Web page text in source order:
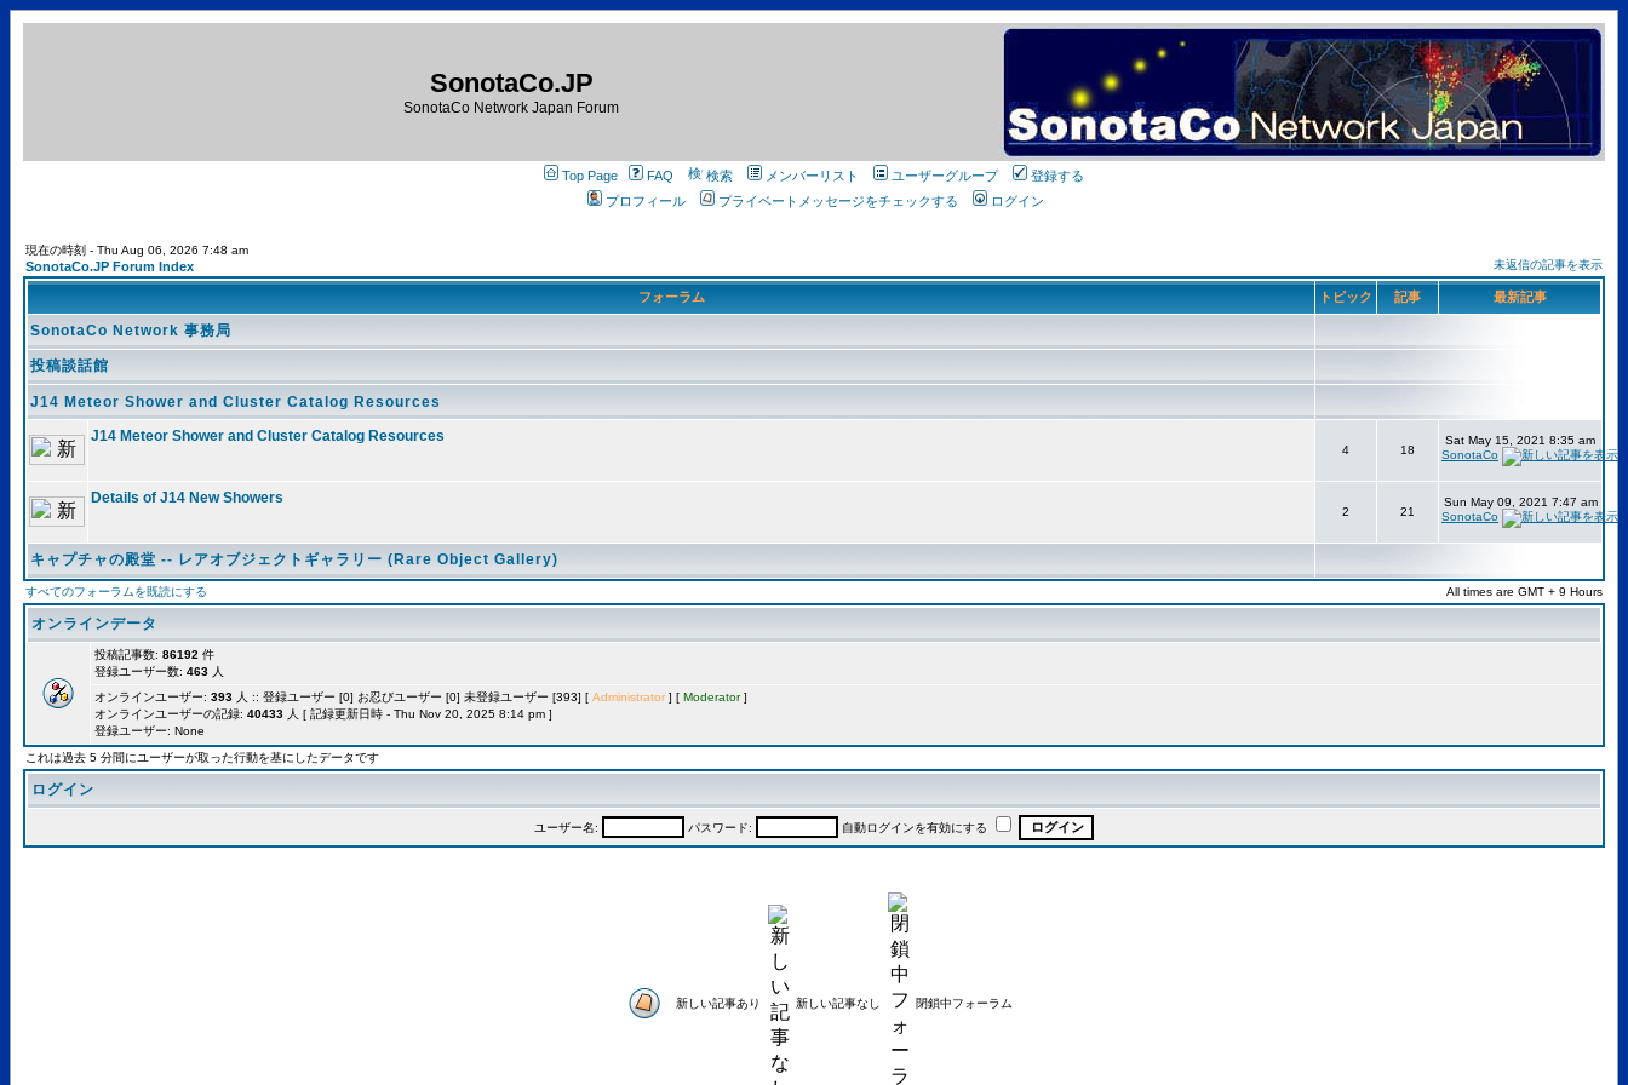
SonotaCo.JP
SonotaCo Network Japan Forum
Top Page FAQ 検索 メンバーリスト ユーザーグループ
登録する
プロフィール
プライベートメッセージをチェックする ログイン
現在の時刻 - Thu Aug 06, 2026 7:48 am
SonotaCo.JP Forum Index 未返信の記事を表示
フォーラム トピック 記事 最新記事
SonotaCo Network 事務局
投稿談話館
J14 Meteor Shower and Cluster Catalog Resources
J14 Meteor Shower and Cluster Catalog Resources
4 18
Sat May 15, 2021 8:35 am
SonotaCo
Details of J14 New Showers
2 21
Sun May 09, 2021 7:47 am
SonotaCo
キャプチャの殿堂 -- レアオブジェクトギャラリー (Rare Object Gallery)
すべてのフォーラムを既読にする All times are GMT + 9 Hours
オンラインデータ
投稿記事数: 86192 件
登録ユーザー数: 463 人
オンラインユーザー: 393 人 :: 登録ユーザー [0] お忍びユーザー [0] 未登録ユーザー [393] [ Administrator ] [ Moderator]
オンラインユーザーの記録: 40433 人 [ 記録更新日時 - Thu Nov 20, 2025 8:14 pm ]
登録ユーザー: None
これは過去 5 分間にユーザーが取った行動を基にしたデータです
ログイン
ユーザー名: パスワード: 自動ログインを有効にする
新しい記事あり 新しい記事なし 閉鎖中フォーラム